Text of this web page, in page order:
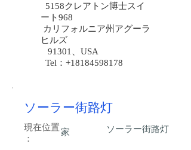
5158クレアトン博士スイ
ート968
カリフォルニア州アグーラ
ヒルズ
91301、USA
Tel：+18184598178
ソーラー街路灯
現在位置
：
家 ソーラー街路灯